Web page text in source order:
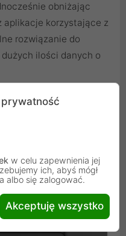
obniżając
aplikacje korzystające z
rozwiązanie do
ilości danych o
w celu zapewnienia jej
ich, abyś mógł
albo się zalogować.
Akceptuję wszystko